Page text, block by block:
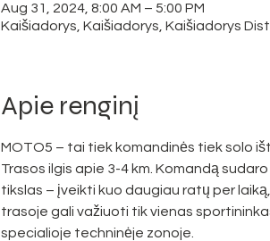
Aug 31, 2024, 8:00 AM – 5:00 PM
Kaišiadorys, Kaišiadorys, Kaišiadorys
Apie renginį
MOTO5 – tai tiek komandinės tiek solo
Trasos ilgis apie 3-4 km. Komandą
tikslas – įveikti kuo daugiau ratų per
trasoje gali važiuoti tik vienas
specialioje techninėje zonoje.